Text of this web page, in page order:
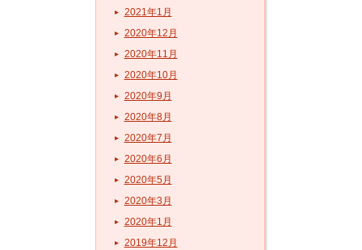
2021年1月
2020年12月
2020年11月
2020年10月
2020年9月
2020年8月
2020年7月
2020年6月
2020年5月
2020年3月
2020年1月
2019年12月